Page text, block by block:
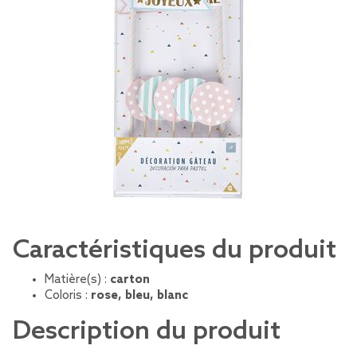
Caractéristiques du produit
Matière(s) : carton
Coloris : rose, bleu, blanc
Description du produit